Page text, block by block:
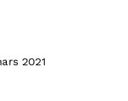
2021